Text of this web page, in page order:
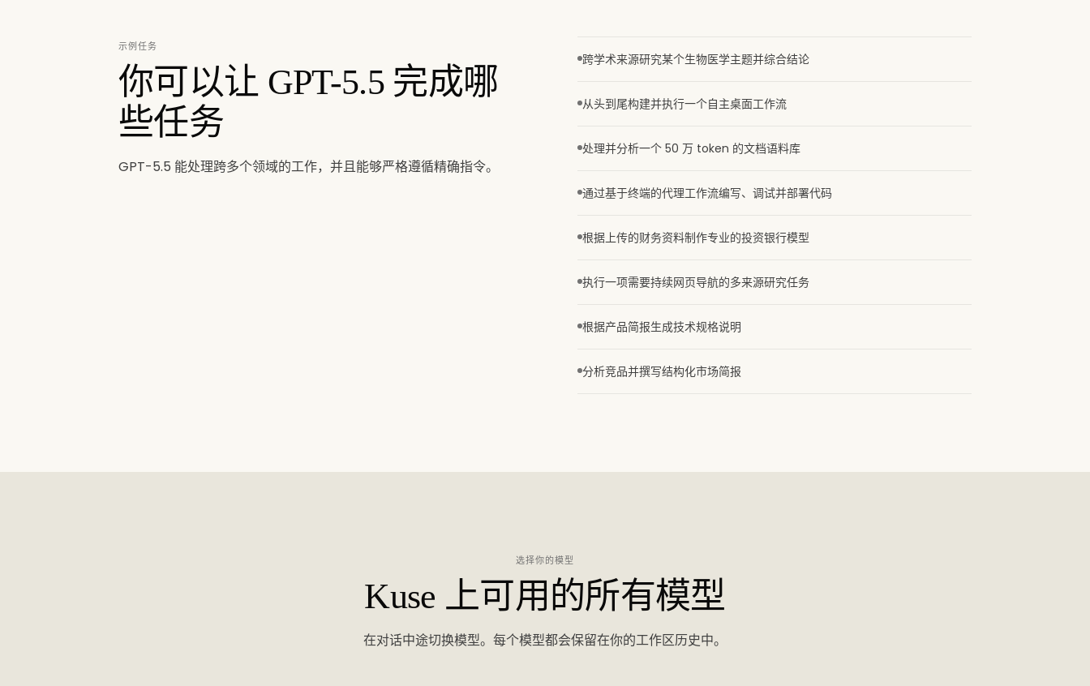
示例任务
你可以让 GPT-5.5 完成哪
些任务
GPT-5.5 能处理跨多个领域的工作，并且能够严格遵循精确指令。
跨学术来源研究某个生物医学主题并综合结论
从头到尾构建并执行一个自主桌面工作流
处理并分析一个 50 万 token 的文档语料库
通过基于终端的代理工作流编写、调试并部署代码
根据上传的财务资料制作专业的投资银行模型
执行一项需要持续网页导航的多来源研究任务
根据产品简报生成技术规格说明
分析竞品并撰写结构化市场简报
选择你的模型
Kuse 上可用的所有模型
在对话中途切换模型。每个模型都会保留在你的工作区历史中。